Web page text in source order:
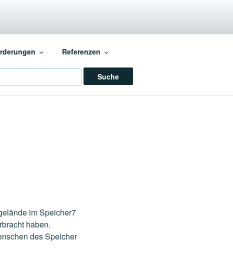
Referenzen
im Speicher7
haben.
des Speicher